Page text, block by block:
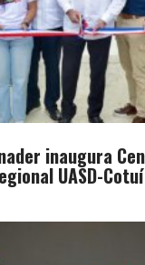
inaugura
UASD-